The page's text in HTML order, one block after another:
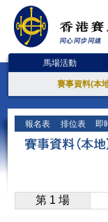
馬場活動
賽事資料(本
報名表 排位表 即
第 1 場